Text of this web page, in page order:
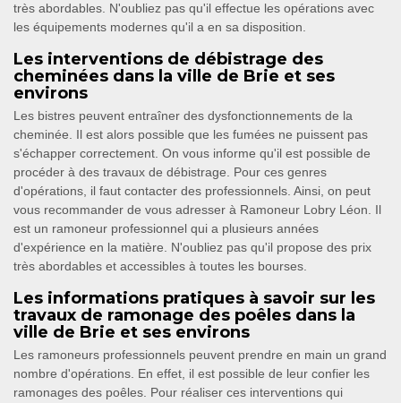
très abordables. N'oubliez pas qu'il effectue les opérations avec
les équipements modernes qu'il a en sa disposition.
Les interventions de débistrage des
cheminées dans la ville de Brie et ses
environs
Les bistres peuvent entraîner des dysfonctionnements de la
cheminée. Il est alors possible que les fumées ne puissent pas
s'échapper correctement. On vous informe qu'il est possible de
procéder à des travaux de débistrage. Pour ces genres
d'opérations, il faut contacter des professionnels. Ainsi, on peut
vous recommander de vous adresser à Ramoneur Lobry Léon. Il
est un ramoneur professionnel qui a plusieurs années
d'expérience en la matière. N'oubliez pas qu'il propose des prix
très abordables et accessibles à toutes les bourses.
Les informations pratiques à savoir sur les
travaux de ramonage des poêles dans la
ville de Brie et ses environs
Les ramoneurs professionnels peuvent prendre en main un grand
nombre d'opérations. En effet, il est possible de leur confier les
ramonages des poêles. Pour réaliser ces interventions qui